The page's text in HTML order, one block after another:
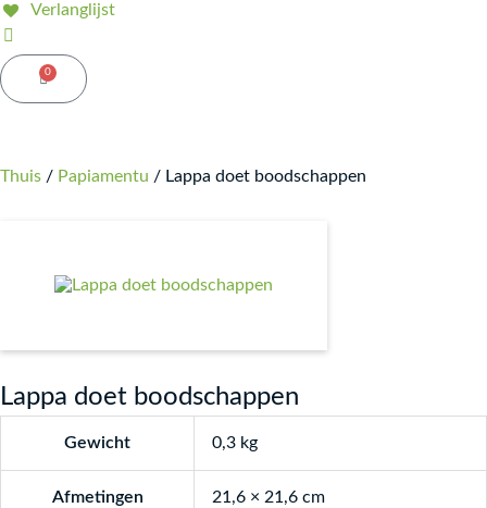
Verlanglijst
0
Winkelwagen
Thuis / Papiamentu / Lappa doet boodschappen
Lappa doet boodschappen
Gewicht 0,3 kg
Afmetingen 21,6 × 21,6 cm